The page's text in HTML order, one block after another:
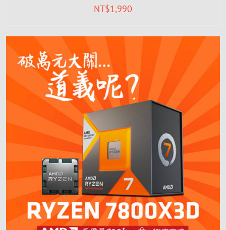
NT$1,990